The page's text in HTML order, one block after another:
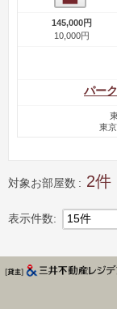
145,000円
10,000円
パー
東
対象お部屋数 2
表示件数 15件